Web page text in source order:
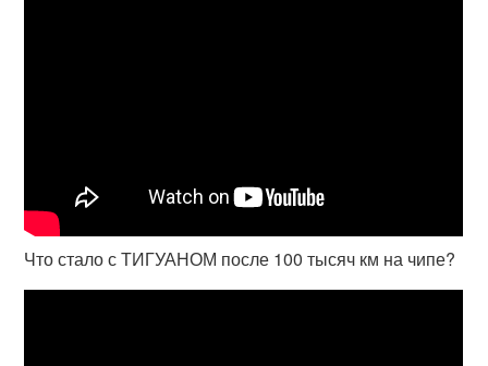
Что стало с ТИГУАНОМ после 100 тысяч км на чипе?